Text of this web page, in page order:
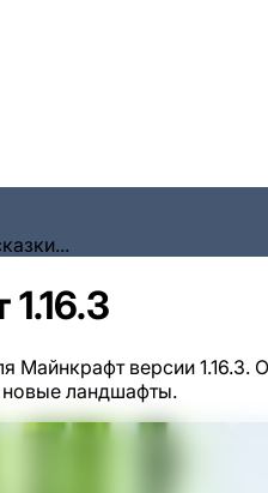
Майнкрафт версии
ландшафты.